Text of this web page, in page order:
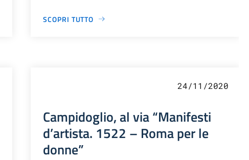
SCOPRI TUTTO
24/11/2020
Campidoglio, al via “Manifesti
d’artista. 1522 – Roma per le
donne”